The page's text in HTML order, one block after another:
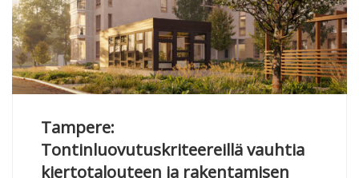
Tampere:
Tontinluovutuskriteereillä vauhtia
kiertotalouteen ja rakentamisen